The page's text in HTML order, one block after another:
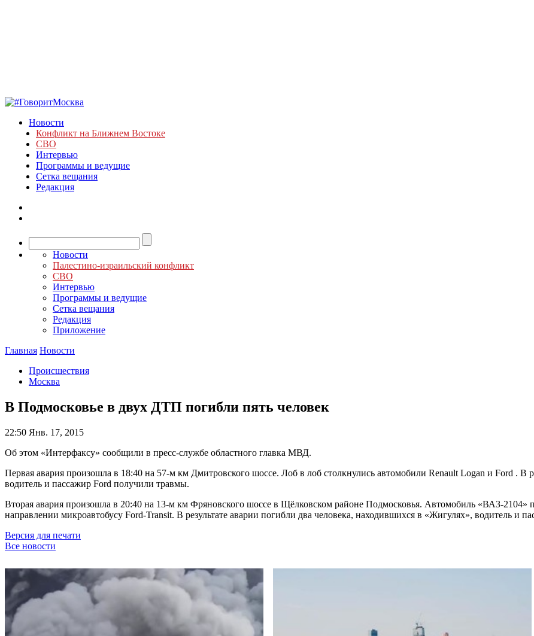
Новости
Конфликт на Ближнем Востоке
СВО
Интервью
Программы и ведущие
Сетка вещания
Редакция
Новости
Палестино-израильский конфликт
СВО
Интервью
Программы и ведущие
Сетка вещания
Редакция
Приложение
Главная Новости
Происшествия
Москва
В Подмосковье в двух ДТП погибли пять человек
22:50 Янв. 17, 2015
Об этом «Интерфаксу» сообщили в пресс-службе областного главка МВД.
Первая авария произошла в 18:40 на 57-м км Дмитровского шоссе. Лоб в лоб столкнулись автомобили Renault Logan и Ford . В
водитель и пассажир Ford получили травмы.
Вторая авария произошла в 20:40 на 13-м км Фряновского шоссе в Щёлковском районе Подмосковья. Автомобиль «ВАЗ-2104»
направлении микроавтобусу Ford-Transit. В результате аварии погибли два человека, находившихся в «Жигулях», водитель и
Версия для печати
Все новости